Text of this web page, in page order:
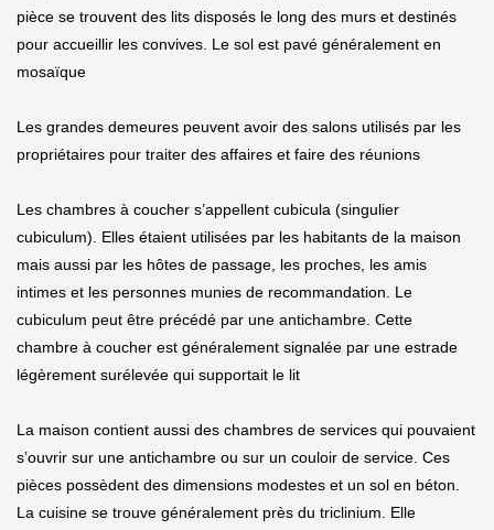
pièce se trouvent des lits disposés le long des murs et destinés
pour accueillir les convives. Le sol est pavé généralement en
mosaïque
Les grandes demeures peuvent avoir des salons utilisés par les
propriétaires pour traiter des affaires et faire des réunions
Les chambres à coucher s’appellent cubicula (singulier
cubiculum). Elles étaient utilisées par les habitants de la maison
mais aussi par les hôtes de passage, les proches, les amis
intimes et les personnes munies de recommandation. Le
cubiculum peut être précédé par une antichambre. Cette
chambre à coucher est généralement signalée par une estrade
légèrement surélevée qui supportait le lit
La maison contient aussi des chambres de services qui pouvaient
s’ouvrir sur une antichambre ou sur un couloir de service. Ces
pièces possèdent des dimensions modestes et un sol en béton.
La cuisine se trouve généralement près du triclinium. Elle